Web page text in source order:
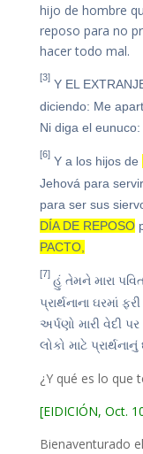
hijo de hombre
reposo para no
hacer todo mal.
[3]Y EL
diciendo: Me
Ni diga el
[6]Y a los hijos de
Jehová para
para ser sus
DÍA DE REPOSO
PACTO,
[7] હું તેમને મારા
પ્રાર્થનાના ઘરમાં
અર્પણો મારી વેદી
લોકો માટે
¿Y qué es lo que
[EIDICIÓN, Oct.
Bienaventurado